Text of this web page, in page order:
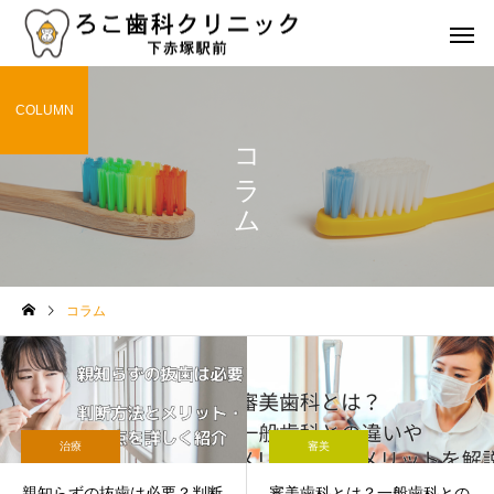
審美治療 矯正治
歯の詰め物やクラウンの種
類とその特徴は？選び方の
ポイントも解説
歯の健康を維持するた
食事と栄養のポイント
コラム
COLUMN
コラム
治療 審美